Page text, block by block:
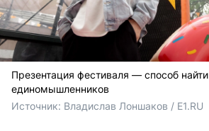
Презентация фестиваля — способ найти
единомышленников
Источник: Владислав Лоншаков / E1.RU